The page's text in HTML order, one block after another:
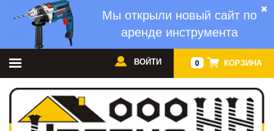
✖
Мы открыли новый сайт по
аренде инструмента
0 КОРЗИНА
ВОЙТИ